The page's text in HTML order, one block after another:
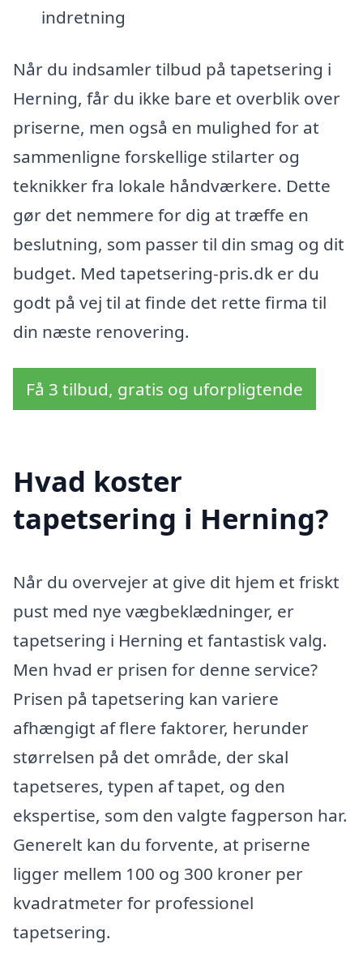
indretning
Når du indsamler tilbud på tapetsering i
Herning, får du ikke bare et overblik over
priserne, men også en mulighed for at
sammenligne forskellige stilarter og
teknikker fra lokale håndværkere. Dette
gør det nemmere for dig at træffe en
beslutning, som passer til din smag og dit
budget. Med tapetsering-pris.dk er du
godt på vej til at finde det rette firma til
din næste renovering.
Få 3 tilbud, gratis og uforpligtende
Hvad koster
tapetsering i Herning?
Når du overvejer at give dit hjem et friskt
pust med nye vægbeklædninger, er
tapetsering i Herning et fantastisk valg.
Men hvad er prisen for denne service?
Prisen på tapetsering kan variere
afhængigt af flere faktorer, herunder
størrelsen på det område, der skal
tapetseres, typen af tapet, og den
ekspertise, som den valgte fagperson har.
Generelt kan du forvente, at priserne
ligger mellem 100 og 300 kroner per
kvadratmeter for professionel
tapetsering.